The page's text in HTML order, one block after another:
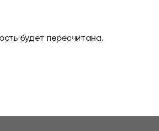
будет пересчитана.